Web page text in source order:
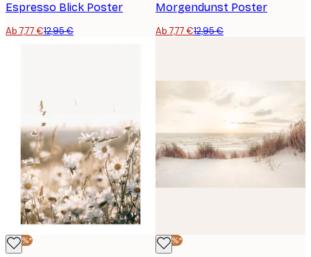
Espresso Blick Poster
Ab 7,77 €12,95 €
Morgendunst Poster
Ab 7,77 €12,95 €
-40%* -40%*